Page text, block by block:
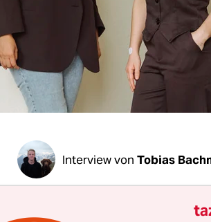
Interview von Tobias
taz: Frau Taha, Frau Tekkal,